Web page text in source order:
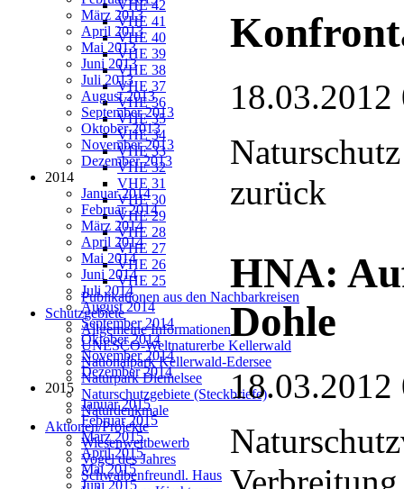
VHE 42
VHE 41
VHE 40
VHE 39
VHE 38
VHE 37
VHE 36
VHE 35
VHE 34
VHE 33
VHE 32
VHE 31
VHE 30
VHE 29
VHE 28
VHE 27
VHE 26
VHE 25
Publikationen aus den Nachbarkreisen
Schutzgebiete
Allgemeine Informationen
UNESCO-Weltnaturerbe Kellerwald
Nationalpark Kellerwald-Edersee
Naturpark Diemelsee
Naturschutzgebiete (Steckbriefe)
Naturdenkmale
Aktionen/Projekte
Wiesenwettbewerb
Vogel des Jahres
Schwalbenfreundl. Haus
März 2013
April 2013
Mai 2013
Juni 2013
Juli 2013
August 2013
September 2013
Oktober 2013
November 2013
Dezember 2013
2014
Januar 2014
Februar 2014
März 2014
April 2014
Mai 2014
Juni 2014
Juli 2014
August 2014
September 2014
Oktober 2014
November 2014
Dezember 2014
2015
Januar 2015
Februar 2015
März 2015
April 2015
Mai 2015
Juni 2015
18.03.2012
zurück
HNA:
Dohle
18.03.2012
Verbreitung